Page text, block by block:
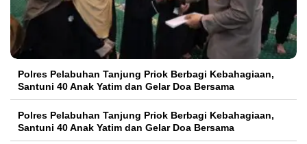
Polres Pelabuhan Tanjung Priok Berbagi Kebahagiaan,
Santuni 40 Anak Yatim dan Gelar Doa Bersama
Polres Pelabuhan Tanjung Priok Berbagi Kebahagiaan,
Santuni 40 Anak Yatim dan Gelar Doa Bersama